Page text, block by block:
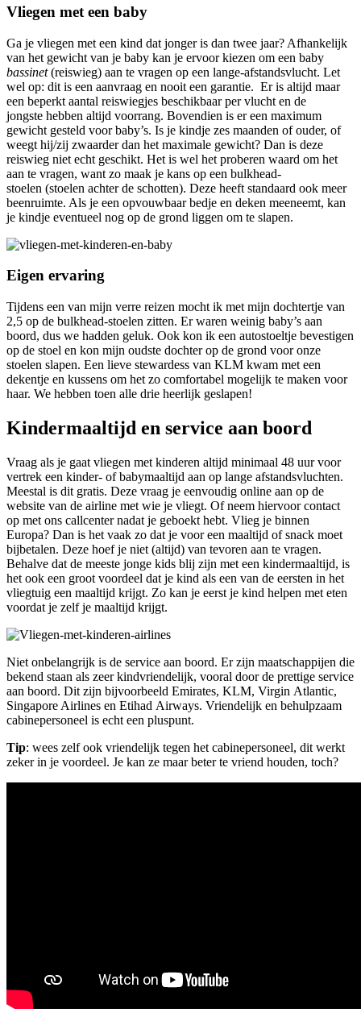
Vliegen met een baby
Ga je vliegen met een kind dat jonger is dan twee jaar? Afhankelijk
van het gewicht van je baby kan je ervoor kiezen om een baby
bassinet(reiswieg) aan te vragen op een lange-afstandsvlucht. Let
wel op: dit is een aanvraag en nooit een garantie. Er is altijd maar
een beperkt aantal reiswiegjes beschikbaar per vlucht en de
jongste hebben altijd voorrang. Bovendien is er een maximum
gewicht gesteld voor baby’s. Is je kindje zes maanden of ouder, of
weegt hij/zij zwaarder dan het maximale gewicht? Dan is deze
reiswieg niet echt geschikt. Het is wel het proberen waard om het
aan te vragen, want zo maak je kans op een bulkhead-
stoelen (stoelen achter de schotten). Deze heeft standaard ook meer
beenruimte. Als je een opvouwbaar bedje en deken meeneemt, kan
je kindje eventueel nog op de grond liggen om te slapen.
Eigen ervaring
Tijdens een van mijn verre reizen mocht ik met mijn dochtertje van
2,5 op de bulkhead-stoelen zitten. Er waren weinig baby’s aan
boord, dus we hadden geluk. Ook kon ik een autostoeltje bevestigen
op de stoel en kon mijn oudste dochter op de grond voor onze
stoelen slapen. Een lieve stewardess van KLM kwam met een
dekentje en kussens om het zo comfortabel mogelijk te maken voor
haar. We hebben toen alle drie heerlijk geslapen!
Kindermaaltijd en service aan boord
Vraag als je gaat vliegen met kinderen altijd minimaal 48 uur voor
vertrek een kinder- of babymaaltijd aan op lange afstandsvluchten.
Meestal is dit gratis. Deze vraag je eenvoudig online aan op de
website van de airline met wie je vliegt. Of neem hiervoor contact
op met ons callcenter nadat je geboekt hebt. Vlieg je binnen
Europa? Dan is het vaak zo dat je voor een maaltijd of snack moet
bijbetalen. Deze hoef je niet (altijd) van tevoren aan te vragen.
Behalve dat de meeste jonge kids blij zijn met een kindermaaltijd, is
het ook een groot voordeel dat je kind als een van de eersten in het
vliegtuig een maaltijd krijgt. Zo kan je eerst je kind helpen met eten
voordat je zelf je maaltijd krijgt.
Niet onbelangrijk is de service aan boord. Er zijn maatschappijen die
bekend staan als zeer kindvriendelijk, vooral door de prettige service
aan boord. Dit zijn bijvoorbeeld Emirates, KLM, Virgin Atlantic,
Singapore Airlines en Etihad Airways. Vriendelijk en behulpzaam
cabinepersoneel is echt een pluspunt.
Tip: wees zelf ook vriendelijk tegen het cabinepersoneel, dit werkt
zeker in je voordeel. Je kan ze maar beter te vriend houden, toch?